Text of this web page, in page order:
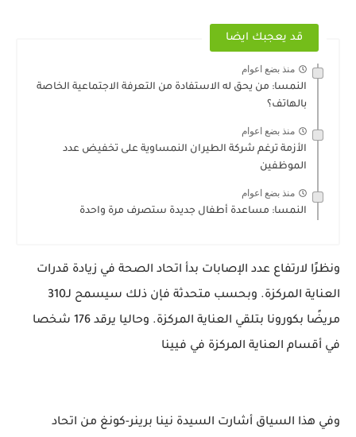
قد يعجبك ايضا
منذ بضع اعوام
النمسا: من يحق له الاستفادة من التعرفة الاجتماعية الخاصة
بالهاتف؟
منذ بضع اعوام
الأزمة ترغم شركة الطيران النمساوية على تخفيض عدد
الموظفين
منذ بضع اعوام
النمسا: مساعدة أطفال جديدة ستصرف مرة واحدة
ونظرًا لارتفاع عدد الإصابات بدأ اتحاد الصحة في زيادة قدرات
العناية المركزة. وبحسب متحدثة فإن ذلك سيسمح لـ310
مريضًا بكورونا بتلقي العناية المركزة. وحاليا يرقد 176 شخصا
في أقسام العناية المركزة في فيينا
وفي هذا السياق أشارت السيدة نينا برينر-كونغ من اتحاد